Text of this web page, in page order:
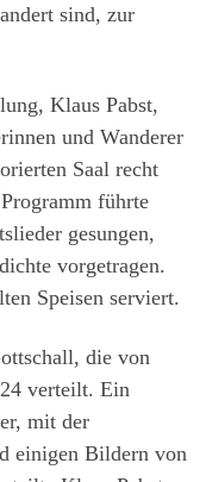
sind, zur
Klaus Pabst,
und Wanderer
Saal recht
führte
gesungen,
vorgetragen.
Speisen serviert.
die von
verteilt. Ein
mit der
einigen Bildern von